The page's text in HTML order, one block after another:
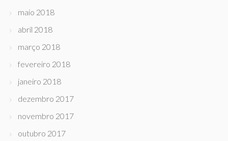
maio 2018
abril 2018
março 2018
fevereiro 2018
janeiro 2018
dezembro 2017
novembro 2017
outubro 2017